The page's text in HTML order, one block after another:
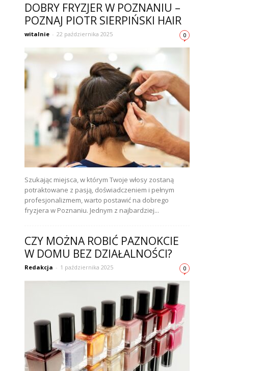
DOBRY FRYZJER W POZNANIU –
POZNAJ PIOTR SIERPIŃSKI HAIR
witalnie - 22 października 2025 0
Szukając miejsca, w którym Twoje włosy zostaną
potraktowane z pasją, doświadczeniem i pełnym
profesjonalizmem, warto postawić na dobrego
fryzjera w Poznaniu. Jednym z najbardziej...
CZY MOŻNA ROBIĆ PAZNOKCIE
W DOMU BEZ DZIAŁALNOŚCI?
Redakcja - 1 października 2025 0